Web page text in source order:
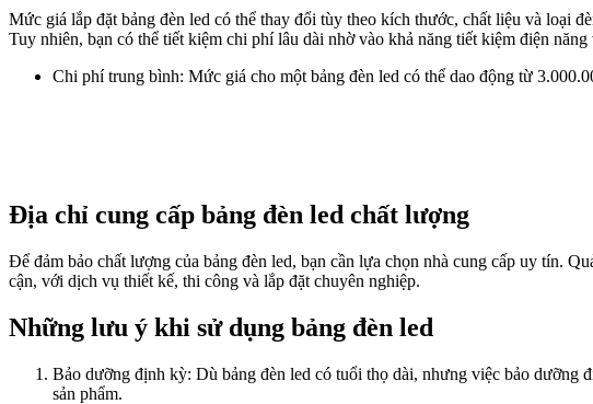
Mức giá lắp đặt bảng đèn led có thể thay đổi tùy theo kích thước, chất liệu và loại
Tuy nhiên, bạn có thể tiết kiệm chi phí lâu dài nhờ vào khả năng tiết kiệm điện năng
Chi phí trung bình: Mức giá cho một bảng đèn led có thể dao động từ
Địa chỉ cung cấp bảng đèn led chất lượng
Để đảm bảo chất lượng của bảng đèn led, bạn cần lựa chọn nhà cung cấp uy tín.
cận, với dịch vụ thiết kế, thi công và lắp đặt chuyên nghiệp.
Những lưu ý khi sử dụng bảng đèn led
Bảo dưỡng định kỳ: Dù bảng đèn led có tuổi thọ dài, nhưng việc bảo dưỡng
sản phẩm.